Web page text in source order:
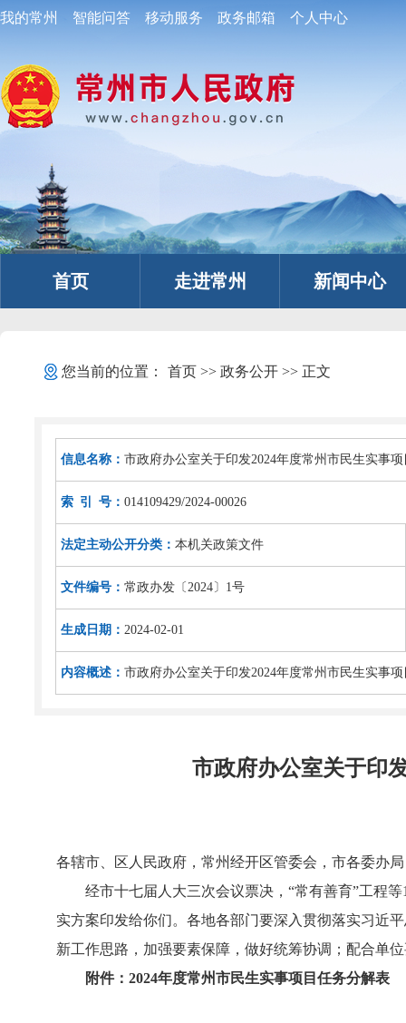
我的常州 智能问答 移动服务 政务邮箱 个人中心
首页 走进常州 新闻中心
您当前的位置： 首页>> 政务公开>> 正文
信息名称： 市政府办公室关于印发2024年度常州市民生实事
索 引 号： 014109429/2024-00026
法定主动公开分类： 本机关政策文件
文件编号： 常政办发〔2024〕1号
生成日期： 2024-02-01
内容概述： 市政府办公室关于印发2024年度常州市民生实事
市政府办公室关于印
各辖市、区人民政府，常州经开区管委会，市各委办
经市十七届人大三次会议票决，“常有善育”工程等
实方案印发给你们。各地各部门要深入贯彻落实习近
新工作思路，加强要素保障，做好统筹协调；配合单
附件： 2024年度常州市民生实事项目任务分解表